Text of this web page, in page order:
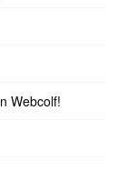
Webcolf!